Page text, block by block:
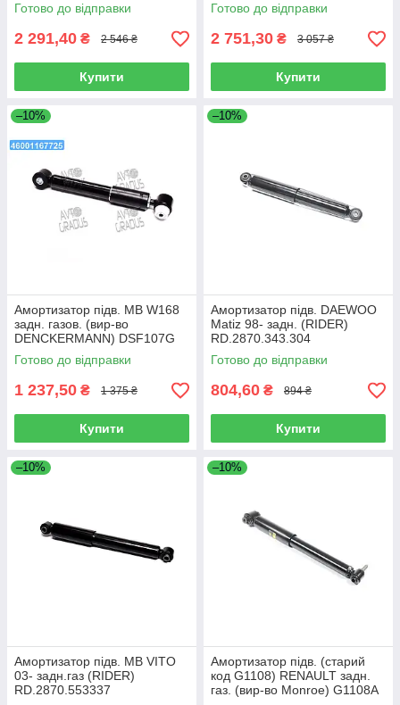
Готово до відправки
2 291,40 ₴ 2 546 ₴
Купити
Готово до відправки
2 751,30 ₴ 3 057 ₴
Купити
–10%
Амортизатор підв. MB W168
задн. газов. (вир-во
DENCKERMANN) DSF107G
Готово до відправки
1 237,50 ₴ 1 375 ₴
Купити
–10%
Амортизатор підв. DAEWOO
Matiz 98- задн. (RIDER)
RD.2870.343.304
Готово до відправки
804,60 ₴ 894 ₴
Купити
–10%
Амортизатор підв. MB VITO
03- задн.газ (RIDER)
RD.2870.553337
–10%
Амортизатор підв. (старий
код G1108) RENAULT задн.
газ. (вир-во Monroe) G1108A